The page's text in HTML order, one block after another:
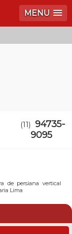
MENU
(11) 94735-
9095
de persiana vertical
Lima